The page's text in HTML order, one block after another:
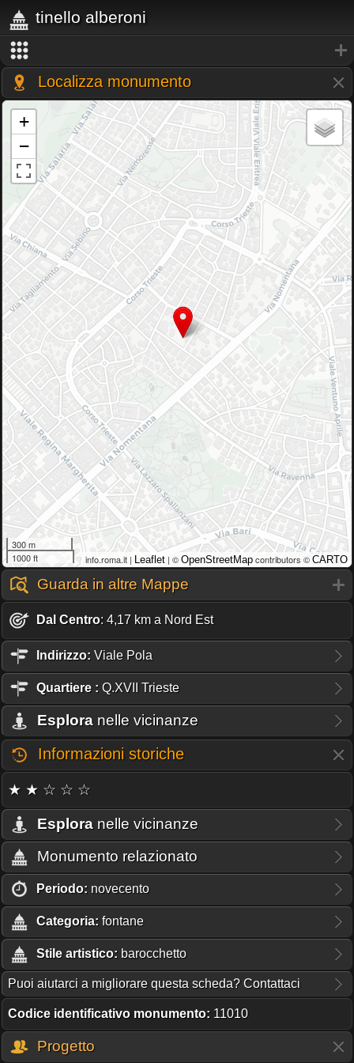
tinello alberoni
Localizza monumento
+
−
300 m
1000 ft
info.roma.it | Leaflet | © OpenStreetMap contributors © CARTO
Guarda in altre Mappe
Dal Centro: 4,17 km a Nord Est
Indirizzo: Viale Pola
Quartiere : Q.XVII Trieste
Esplora nelle vicinanze
Informazioni storiche
★ ★ ☆ ☆ ☆
Esplora nelle vicinanze
Monumento relazionato
Periodo: novecento
Categoria: fontane
Stile artistico: barocchetto
Puoi aiutarci a migliorare questa scheda? Contattaci
Codice identificativo monumento: 11010
Progetto